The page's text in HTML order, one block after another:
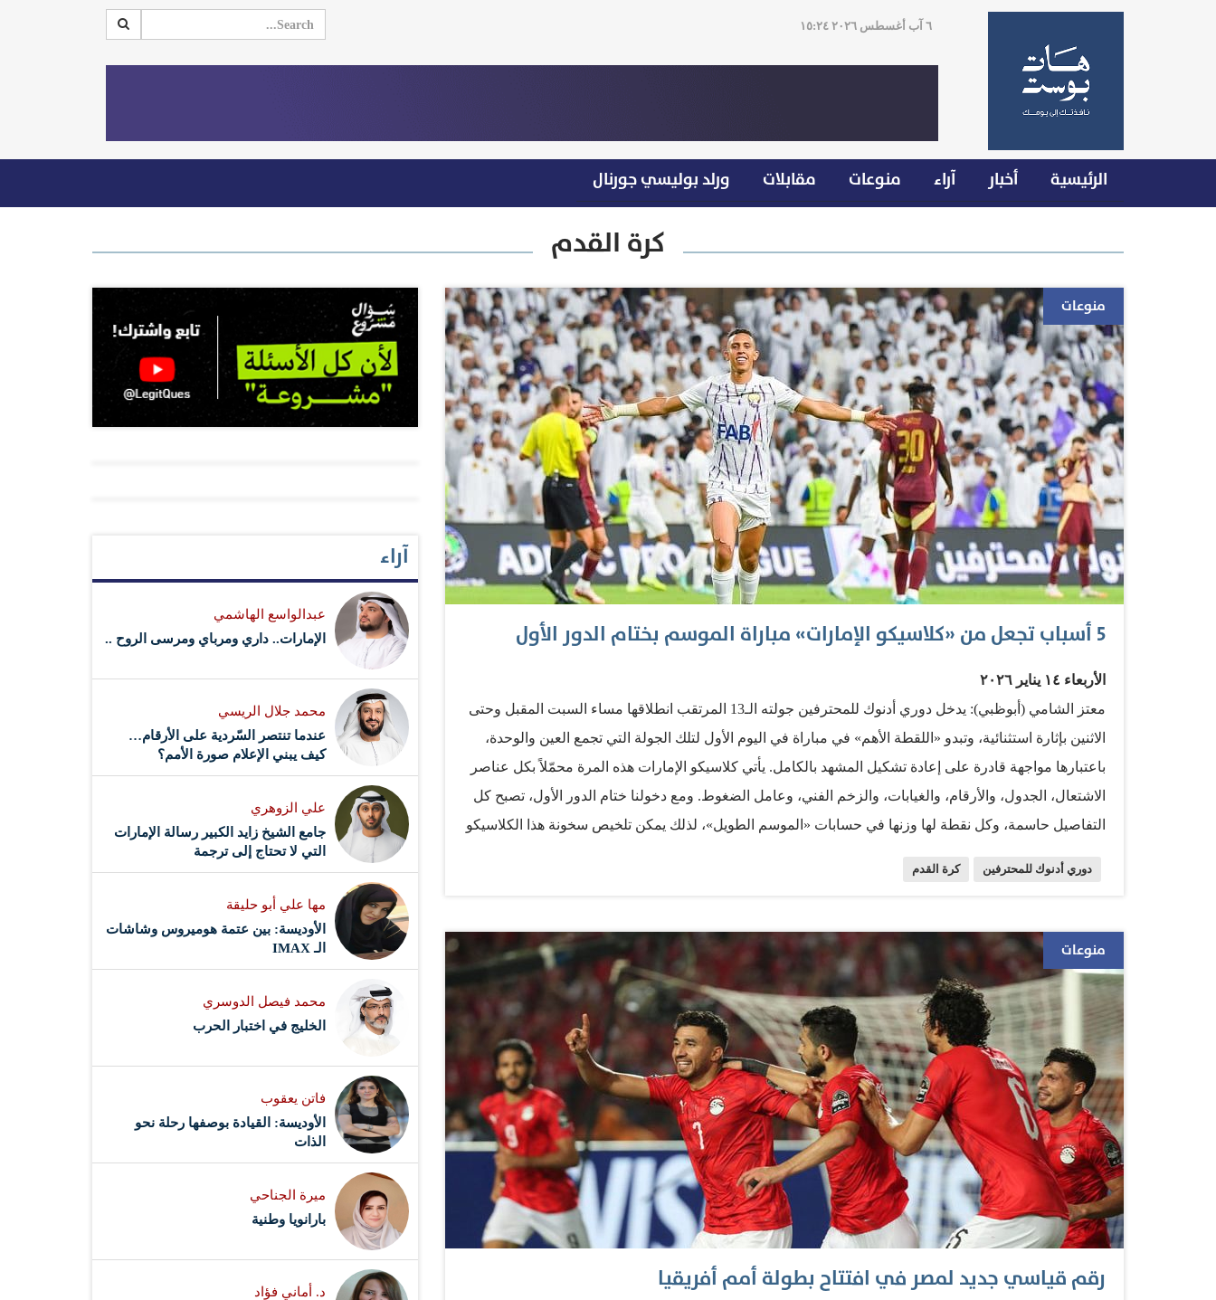
٦ آب أغسطس ٢٠٢٦ ١٥:٢٤
الرئيسية أخبار آراء منوعات مقابلات ورلد بوليسي جورنال
كرة القدم
منوعات
5 أسباب تجعل من «كلاسيكو الإمارات» مباراة الموسم بختام الدور الأول
الأربعاء ١٤ يناير ٢٠٢٦
معتز الشامي (أبوظبي): يدخل دوري أدنوك للمحترفين جولته الـ13 المرتقب انطلاقها مساء السبت المقبل وحتى
الاثنين بإثارة استثنائية، وتبدو «اللقطة الأهم» في مباراة في اليوم الأول لتلك الجولة التي تجمع العين والوحدة،
باعتبارها مواجهة قادرة على إعادة تشكيل المشهد بالكامل. يأتي كلاسيكو الإمارات هذه المرة محمّلاً بكل عناصر
الاشتعال، الجدول، والأرقام، والغيابات، والزخم الفني، وعامل الضغوط. ومع دخولنا ختام الدور الأول، تصبح كل
التفاصيل حاسمة، وكل نقطة لها وزنها في حسابات «الموسم الطويل»، لذلك يمكن تلخيص سخونة هذا الكلاسيكو
والوحدة مختلفاً عن أي مباراة أخرى في الجولة، العين يدخل متصدراً برصيد 30 نقطة من 12 مباراة دون هزيمة
(9 انتصارات و3 تعادلات)، مسجلاً 25 هدفاً ومستقبلاً 8 فقط بفارق 17 هدفاً. وفي المقابل يأتي الوحدة ضمن دائرة
الخطر على الصدارة، حيث يمتلك قوة منافس حقيقي، عبر 7 انتصارات في 11 مباراة وخسارة واحدة فقط،
وسجل 19 هدفاً واستقبل 7 أهداف بفارق 12 هدفاً. وهنا تكمن العقدة، فأي نتيجة غير فوز…
دوري أدنوك للمحترفين كرة القدم
منوعات
رقم قياسي جديد لمصر في افتتاح بطولة أمم أفريقيا
آراء
عبدالواسع الهاشمي
الإمارات.. داري ومرباي ومرسى الروح ..
محمد جلال الريسي
عندما تنتصر السّردية على الأرقام…
كيف يبني الإعلام صورة الأمم؟
علي الزوهري
جامع الشيخ زايد الكبير رسالة الإمارات
التي لا تحتاج إلى ترجمة
مها علي أبو حليقة
الأوديسة: بين عتمة هوميروس وشاشات
الـ IMAX
محمد فيصل الدوسري ​
‏الخليج في اختبار الحرب
فاتن يعقوب
الأوديسة: القيادة بوصفها رحلة نحو
الذات
ميرة الجناحي
بارانويا وطنية
د. أماني فؤاد